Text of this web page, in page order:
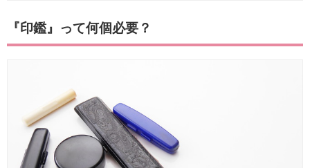
『印鑑』って何個必要？